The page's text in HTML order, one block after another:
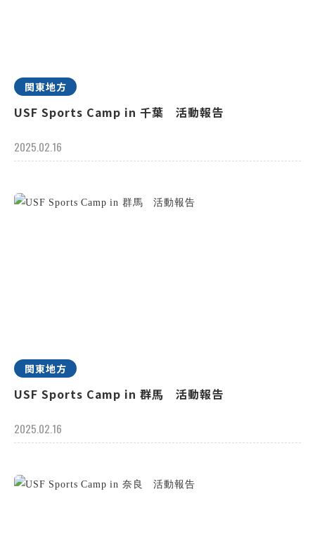
関東地方
USF Sports Camp in 千葉 活動報告
2025.02.16
関東地方
USF Sports Camp in 群馬 活動報告
2025.02.16